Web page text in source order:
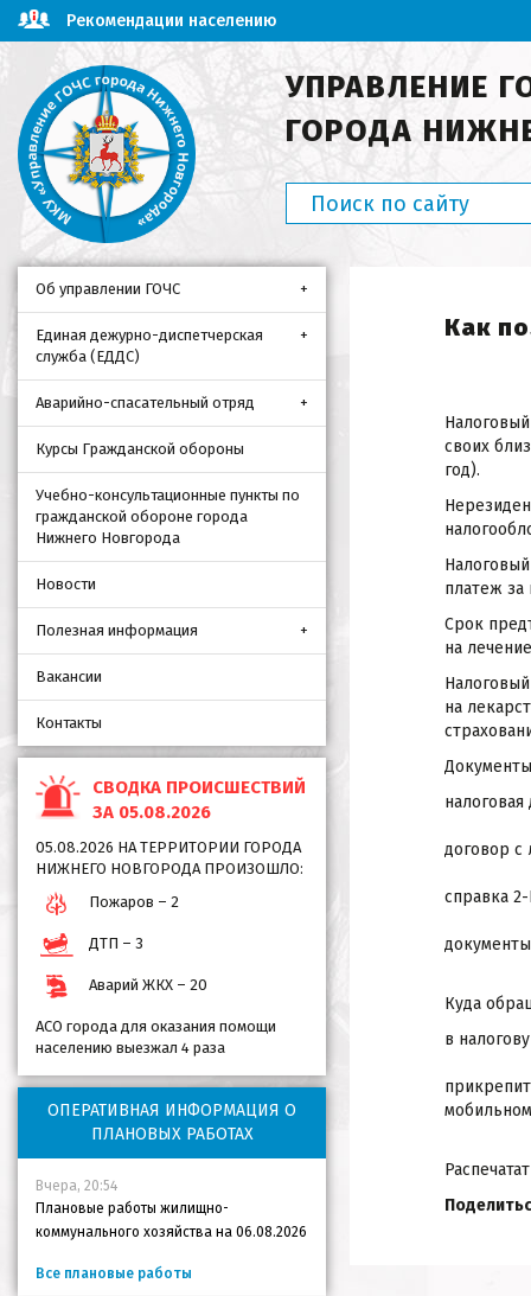
Рекомендации населению
УПРАВЛЕНИЕ
ГОРОДА
Об управлении ГОЧС
Единая дежурно-диспетчерская
служба (ЕДДС)
Аварийно-спасательный отряд
Курсы Гражданской обороны
Учебно-консультационные пункты по
гражданской обороне города
Нижнего Новгорода
Новости
Полезная информация
Вакансии
Контакты
СВОДКА ПРОИСШЕСТВИЙ
ЗА 05.08.2026
05.08.2026 НА ТЕРРИТОРИИ ГОРОДА
НИЖНЕГО НОВГОРОДА ПРОИЗОШЛО:
Пожаров – 2
ДТП – 3
Аварий ЖКХ – 20
АСО города для оказания помощи
населению выезжал 4 раза
ОПЕРАТИВНАЯ ИНФОРМАЦИЯ О
ПЛАНОВЫХ РАБОТАХ
Вчера, 20:54
Плановые работы жилищно-
коммунального хозяйства на 06.08.2026
Все плановые работы
Как
своих
год).
платеж за
Срок
на
на
договор с
справка
Куда
в